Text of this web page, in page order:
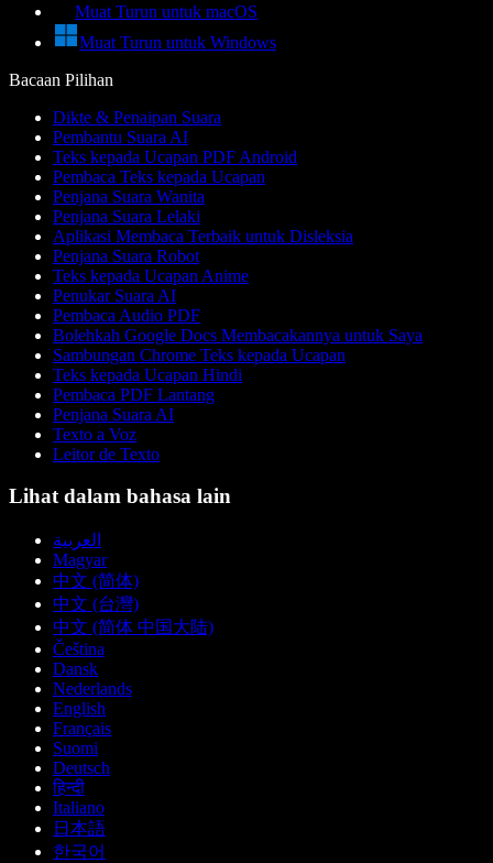
Muat Turun untuk macOS
Muat Turun untuk Windows
Bacaan Pilihan
Dikte & Penaipan Suara
Pembantu Suara AI
Teks kepada Ucapan PDF Android
Pembaca Teks kepada Ucapan
Penjana Suara Wanita
Penjana Suara Lelaki
Aplikasi Membaca Terbaik untuk Disleksia
Penjana Suara Robot
Teks kepada Ucapan Anime
Penukar Suara AI
Pembaca Audio PDF
Bolehkah Google Docs Membacakannya untuk Saya
Sambungan Chrome Teks kepada Ucapan
Teks kepada Ucapan Hindi
Pembaca PDF Lantang
Penjana Suara AI
Texto a Voz
Leitor de Texto
Lihat dalam bahasa lain
العربية
Magyar
中文 (简体)
中文 (台灣)
中文 (简体 中国大陆)
Čeština
Dansk
Nederlands
English
Français
Suomi
Deutsch
हिन्दी
Italiano
日本語
한국어